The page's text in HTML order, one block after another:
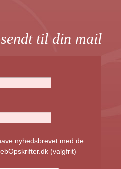
til din mail
nyhedsbrevet med de
(valgfrit)